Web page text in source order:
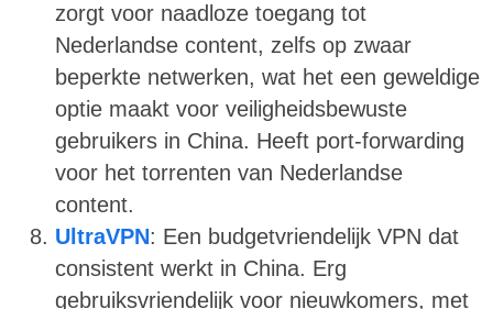
zorgt voor naadloze toegang tot
Nederlandse content, zelfs op zwaar
beperkte netwerken, wat het een geweldige
optie maakt voor veiligheidsbewuste
gebruikers in China. Heeft port-forwarding
voor het torrenten van Nederlandse
content.
UltraVPN: Een budgetvriendelijk VPN dat
consistent werkt in China. Erg
gebruiksvriendelijk voor nieuwkomers, met